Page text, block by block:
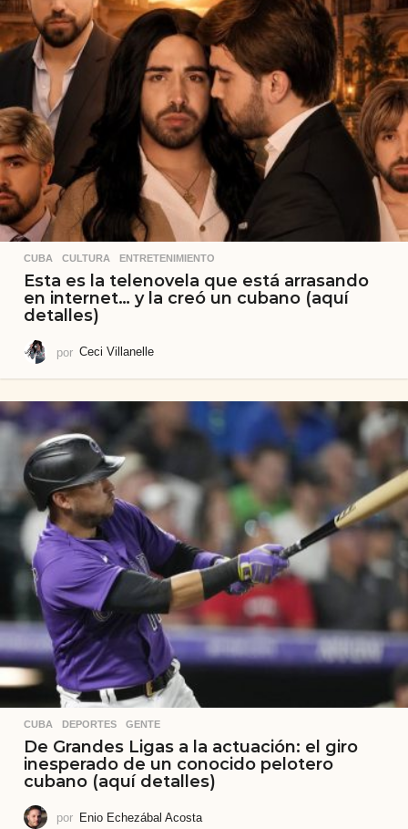
CUBA ,CULTURA ,ENTRETENIMIENTO
Esta es la telenovela que está arrasando
en internet… y la creó un cubano (aquí
detalles)
por Ceci Villanelle
CUBA ,DEPORTES ,GENTE
De Grandes Ligas a la actuación: el giro
inesperado de un conocido pelotero
cubano (aquí detalles)
por Enio Echezábal Acosta